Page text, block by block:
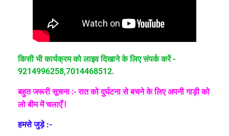
किसी भी कार्यक्रम को लाइव दिखाने के लिए संपर्क करें -
9214996258,7014468512.
बहुत जरूरी सूचना :- रात को दुर्घटना से बचने के लिए अपनी गाड़ी को
लो बीम में चलाएँ !
हमसे जुड़े :-